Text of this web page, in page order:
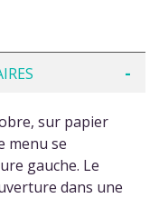
sur papier
menu se
gauche. Le
dans une